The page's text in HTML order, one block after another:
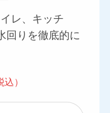
レ、キッチ
回りを徹底的に
込）